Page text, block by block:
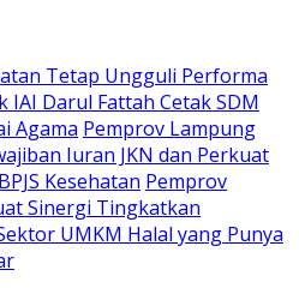
Tetap Ungguli Performa
IAI Darul Fattah Cetak SDM
Agama Pemprov Lampung
Iuran JKN dan Perkuat
Kesehatan Pemprov
Sinergi Tingkatkan
UMKM Halal yang Punya